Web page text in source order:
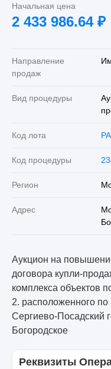
Начальная цена
2 433 986.64 ₽
Направление
продаж
Вид процедуры
Код лота
Код процедуры
Регион
Адрес
Аукцион на
договора купли-
комплекса объектов
2. расположенного по
Сергиево-Посадский
Богородское
Реквизиты